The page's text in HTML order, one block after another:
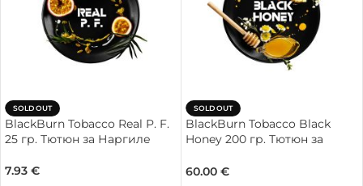
SOLD OUT
BlackBurn Tobacco Real P. F.
25 гр. Тютюн за Наргиле
7.93 €
SOLD OUT
BlackBurn Tobacco Black
Honey 200 гр. Тютюн за
60.00 €